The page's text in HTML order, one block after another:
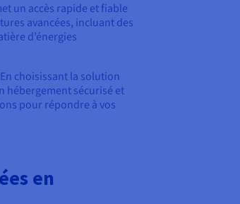
un accès rapide et fiable
avancées, incluant des
d’énergies
choisissant la solution
hébergement sécurisé et
pour répondre à vos
en